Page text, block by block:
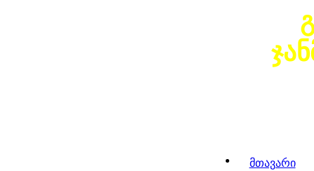
მთავარი